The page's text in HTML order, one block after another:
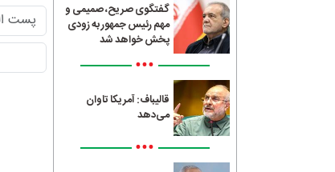
گفتگوی صریح، صمیمی و
مهم رئیس جمهور به زودی
پخش خواهد شد
•••
قالیباف: آمریکا تاوان
می‌دهد
•••